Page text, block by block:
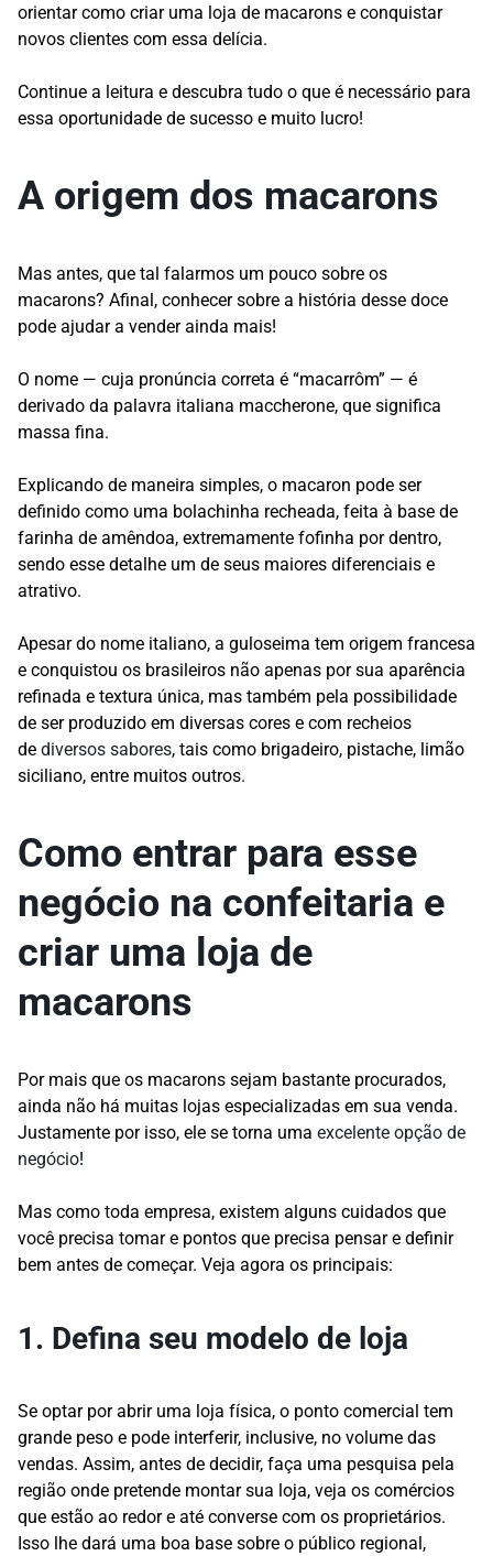
orientar como criar uma loja de macarons e conquistar
novos clientes com essa delícia.
Continue a leitura e descubra tudo o que é necessário para
essa oportunidade de sucesso e muito lucro!
A origem dos macarons
Mas antes, que tal falarmos um pouco sobre os
macarons? Afinal, conhecer sobre a história desse doce
pode ajudar a vender ainda mais!
O nome — cuja pronúncia correta é “macarrôm” — é
derivado da palavra italiana maccherone, que significa
massa fina.
Explicando de maneira simples, o macaron pode ser
definido como uma bolachinha recheada, feita à base de
farinha de amêndoa, extremamente fofinha por dentro,
sendo esse detalhe um de seus maiores diferenciais e
atrativo.
Apesar do nome italiano, a guloseima tem origem francesa
e conquistou os brasileiros não apenas por sua aparência
refinada e textura única, mas também pela possibilidade
de ser produzido em diversas cores e com recheios
de diversos sabores, tais como brigadeiro, pistache, limão
siciliano, entre muitos outros.
Como entrar para esse
negócio na confeitaria e
criar uma loja de
macarons
Por mais que os macarons sejam bastante procurados,
ainda não há muitas lojas especializadas em sua venda.
Justamente por isso, ele se torna uma excelente opção de
negócio!
Mas como toda empresa, existem alguns cuidados que
você precisa tomar e pontos que precisa pensar e definir
bem antes de começar. Veja agora os principais:
1. Defina seu modelo de loja
Se optar por abrir uma loja física, o ponto comercial tem
grande peso e pode interferir, inclusive, no volume das
vendas. Assim, antes de decidir, faça uma pesquisa pela
região onde pretende montar sua loja, veja os comércios
que estão ao redor e até converse com os proprietários.
Isso lhe dará uma boa base sobre o público regional,